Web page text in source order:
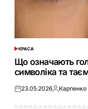
ОПУБЛІКУВАТИ
У
КРАСА
Що означають
символіка та
Оприлюднено
23.05.2026 Карпенко